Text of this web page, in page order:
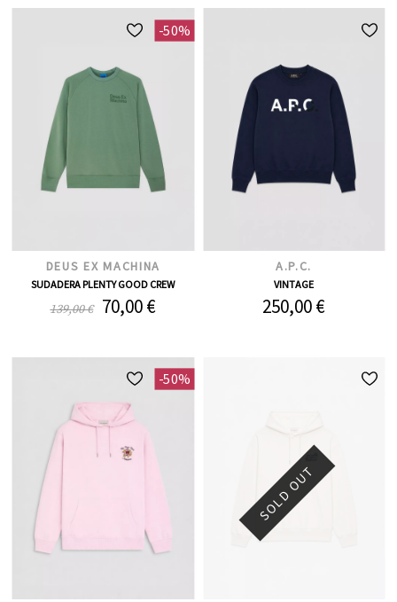
-50%
DEUS EX MACHINA
SUDADERA PLENTY GOOD CREW
139,00 € 70,00 €
A.P.C.
VINTAGE
250,00 €
-50%
SOLD OUT